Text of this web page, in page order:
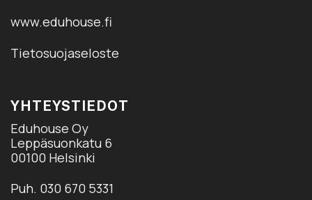
www.eduhouse.fi
Tietosuojaseloste
YHTEYSTIEDOT
Eduhouse Oy
Leppäsuonkatu 6
00100 Helsinki
Puh. 030 670 5331